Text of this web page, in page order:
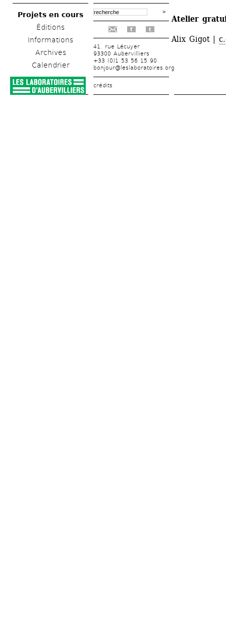
Projets en cours
Éditions
Informations
Archives
Calendrier
f t
41, rue Lécuyer
93300 Aubervilliers
+33 (0)1 53 56 15 90
bonjour@leslaboratoires.org
crédits
Atelier
Alix Gigot |